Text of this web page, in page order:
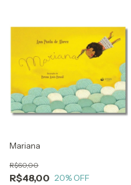
Mariana
R$48,00
R$60,00
20% OFF